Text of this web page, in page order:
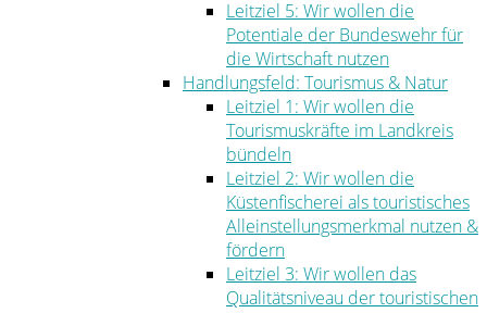
Leitziel 5: Wir wollen die
Potentiale der Bundeswehr für
die Wirtschaft nutzen
Handlungsfeld: Tourismus & Natur
Leitziel 1: Wir wollen die
Tourismuskräfte im Landkreis
bündeln
Leitziel 2: Wir wollen die
Küstenfischerei als touristisches
Alleinstellungsmerkmal nutzen &
fördern
Leitziel 3: Wir wollen das
Qualitätsniveau der touristischen